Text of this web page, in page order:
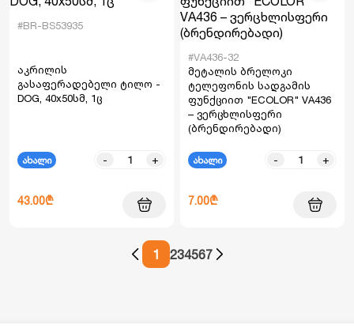
#BR-BS53935
აკრილის
გასაფერადებელი ტილო -
DOG, 40x50სმ, 1ც
ახალი - +
43.00₾
#VA436-32
მეტალის ბრელოკი
ტელეფონის სადგამის
ფუნქციით "ECOLOR" VA436
– ვერცხლისფერი
(ბრენდირებადი)
ახალი - +
7.00₾
1 234567